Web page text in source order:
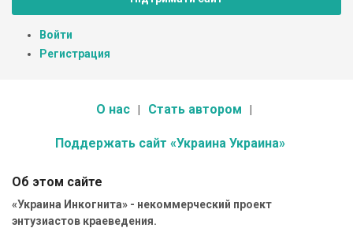
Войти
Регистрация
О нас Стать автором
Поддержать сайт «Украина Украина»
Об этом сайте
«Украина Инкогнита» - некоммерческий проект
энтузиастов краеведения.